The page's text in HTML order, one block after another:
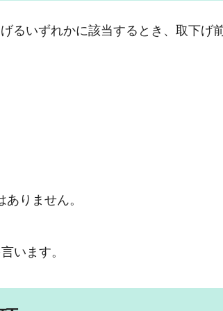
るいずれかに該当するとき、取下げ
りません。
います。